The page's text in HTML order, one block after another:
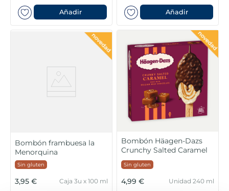
Añadir Añadir
Bombón frambuesa la
Menorquina
Sin gluten
3,95 € Caja 3u x 100 ml
Bombón Häagen-Dazs
Crunchy Salted Caramel
Sin gluten
4,99 € Unidad 240 ml